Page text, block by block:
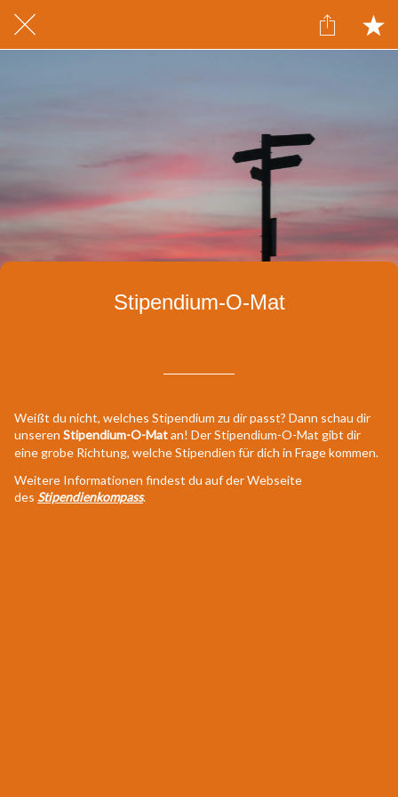
Stipendium-O-Mat
Weißt du nicht, welches Stipendium zu dir passt? Dann schau dir
unseren Stipendium-O-Matan! Der Stipendium-O-Mat gibt dir
eine grobe Richtung, welche Stipendien für dich in Frage kommen.
Weitere Informationen findest du auf der Webseite
des Stipendienkompass.